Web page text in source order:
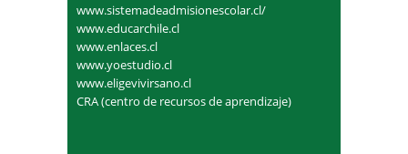
www.sistemadeadmisionescolar.cl/
www.educarchile.cl
www.enlaces.cl
www.yoestudio.cl
www.eligevivirsano.cl
CRA (centro de recursos de aprendizaje)